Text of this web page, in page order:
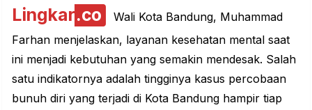
Lingkar.co
Wali Kota Bandung, Muhammad
Farhan menjelaskan, layanan kesehatan mental saat
ini menjadi kebutuhan yang semakin mendesak. Salah
satu indikatornya adalah tingginya kasus percobaan
bunuh diri yang terjadi di Kota Bandung hampir tiap